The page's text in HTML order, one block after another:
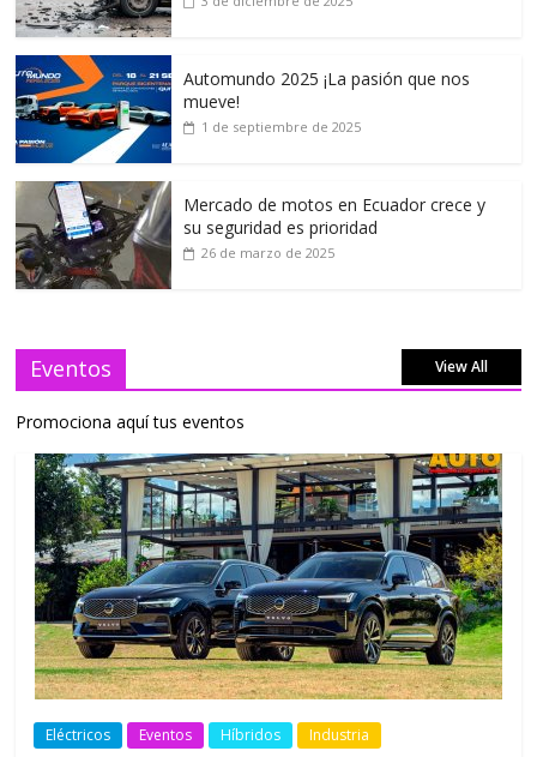
Automundo 2025 ¡La pasión que nos
mueve!
1 de septiembre de 2025
Mercado de motos en Ecuador crece y
su seguridad es prioridad
26 de marzo de 2025
Eventos View All
Promociona aquí tus eventos
Eléctricos Eventos Híbridos Industria